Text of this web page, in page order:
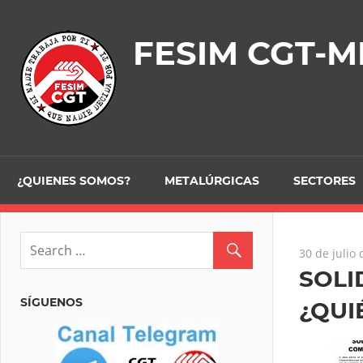
content
FESIM CGT-
¿QUIENES SOMOS? METALÚRGICAS SECTORES
30 de julio
SÍGUENOS